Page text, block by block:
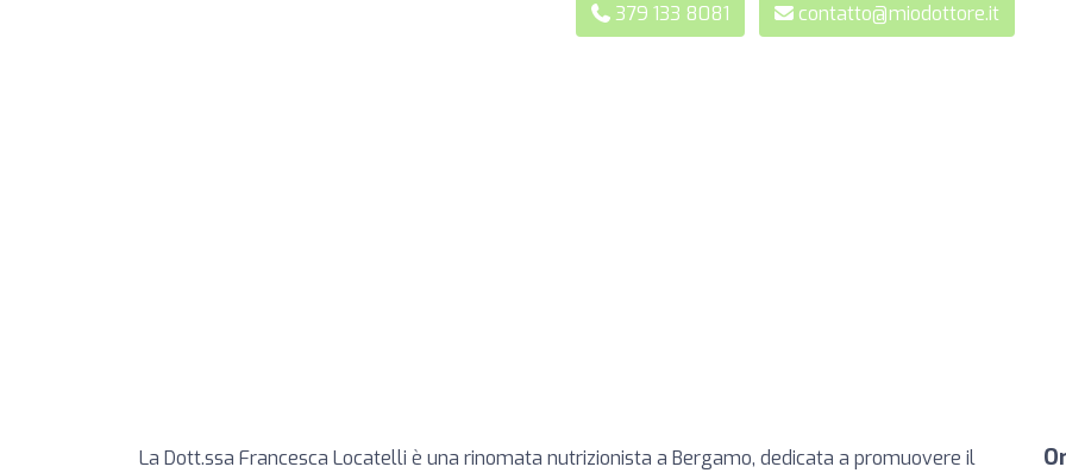
379 133 8081 contatto@miodottore.it
La Dott.ssa Francesca Locatelli è una rinomata nutrizionista a Bergamo, dedicata a promuovere il